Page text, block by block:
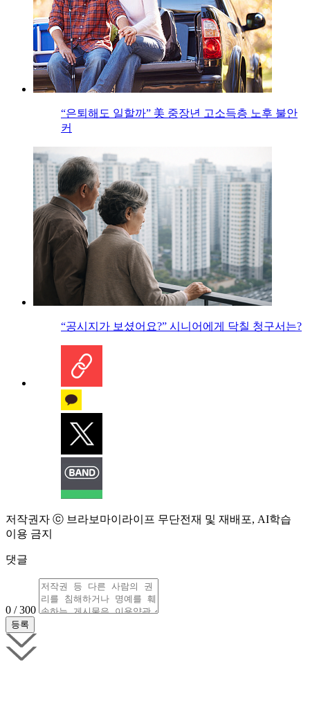
“은퇴해도 일할까” 美 중장년 고소득층 노후 불안
커
“공시지가 보셨어요?” 시니어에게 닥칠 청구서는?
저작권자 ⓒ 브라보마이라이프 무단전재 및 재배포, AI학습
이용 금지
댓글
0 / 300